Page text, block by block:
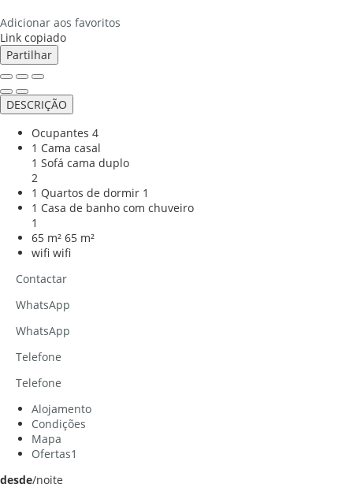
Adicionar aos favoritos
Link copiado
Partilhar
DESCRIÇÃO
Ocupantes 4
1 Cama casal
1 Sofá cama duplo
2
1 Quartos de dormir 1
1 Casa de banho com chuveiro
1
65 m² 65 m²
wifi wifi
Contactar
WhatsApp
WhatsApp
Telefone
Telefone
Alojamento
Condições
Mapa
Ofertas1
desde/noite